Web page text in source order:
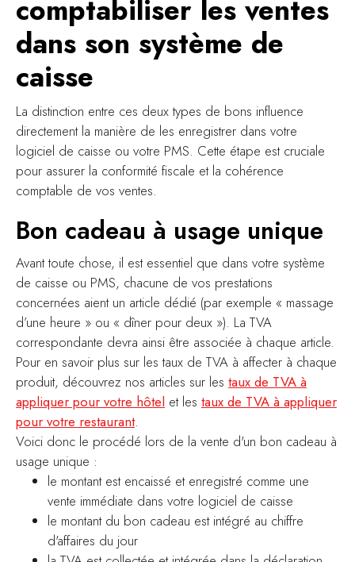
comptabiliser les ventes
dans son système de
caisse
La distinction entre ces deux types de bons influence
directement la manière de les enregistrer dans votre
logiciel de caisse ou votre PMS. Cette étape est cruciale
pour assurer la conformité fiscale et la cohérence
comptable de vos ventes.
Bon cadeau à usage unique
Avant toute chose, il est essentiel que dans votre système
de caisse ou PMS, chacune de vos prestations
concernées aient un article dédié (par exemple « massage
d’une heure » ou « dîner pour deux »). La TVA
correspondante devra ainsi être associée à chaque article.
Pour en savoir plus sur les taux de TVA à affecter à chaque
produit, découvrez nos articles sur les taux de TVA à
appliquer pour votre hôtel et les taux de TVA à appliquer
pour votre restaurant.
Voici donc le procédé lors de la vente d'un bon cadeau à
usage unique :
le montant est encaissé et enregistré comme une
vente immédiate dans votre logiciel de caisse
le montant du bon cadeau est intégré au chiffre
d'affaires du jour